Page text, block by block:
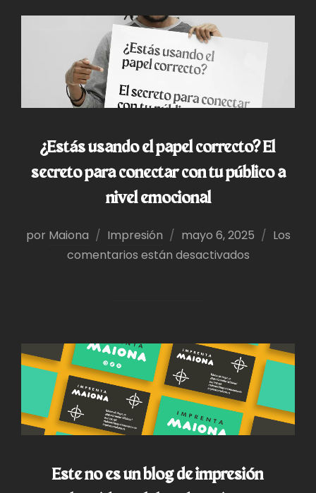
¿Estás usando el papel correcto? El
secreto para conectar con tu público a
nivel emocional
por Maiona Impresión
Publicado
el
mayo 6, 2025
Los
comentarios están desactivados
Este no es un blog de impresión